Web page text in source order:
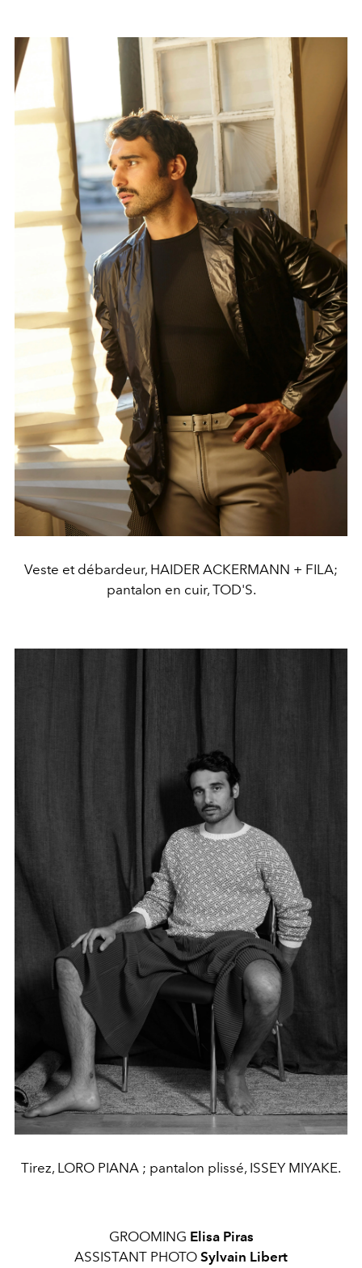
Veste et débardeur, HAIDER ACKERMANN + FILA;
pantalon en cuir, TOD'S.
Tirez, LORO PIANA ; pantalon plissé, ISSEY MIYAKE.
GROOMING Elisa Piras
ASSISTANT PHOTO Sylvain Libert